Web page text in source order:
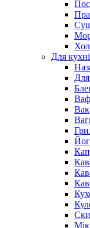
Для кухні
Для